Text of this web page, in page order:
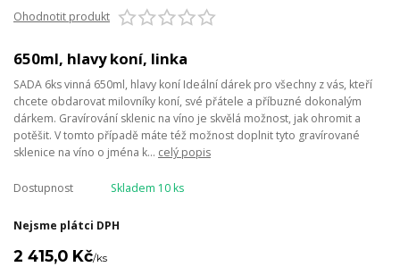
Ohodnotit produkt
650ml, hlavy koní, linka
SADA 6ks vinná 650ml, hlavy koní Ideální dárek pro všechny z vás, kteří
chcete obdarovat milovníky koní, své přátele a příbuzné dokonalým
dárkem. Gravírování sklenic na víno je skvělá možnost, jak ohromit a
potěšit. V tomto případě máte též možnost doplnit tyto gravírované
sklenice na víno o jména k... celý popis
Dostupnost Skladem 10 ks
Nejsme plátci DPH
2 415,0 Kč/ks